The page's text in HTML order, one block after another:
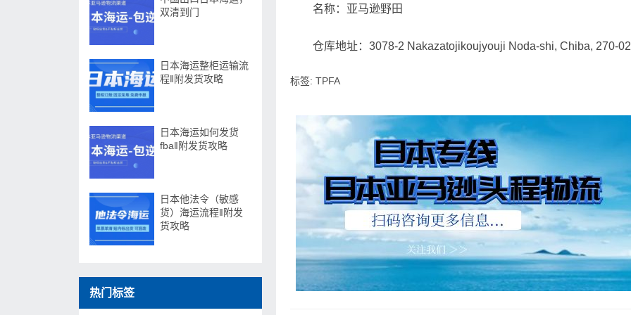
名称：亚马逊野田
仓库地址：3078-2 Nakazatojikoujyouji Noda-shi, Chiba, 270-
标签: TPFA
双清到门
日本海运整柜运输流
程‖附发货攻略​
日本海运如何发货
fba‖附发货攻略
日本他法令（敏感
货）海运流程‖附发
货攻略
热门标签